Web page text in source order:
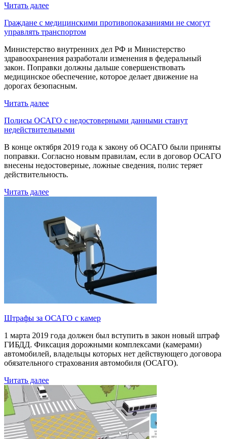
Читать далее
Граждане с медицинскими противопоказаниями не смогут
управлять транспортом
Министерство внутренних дел РФ и Министерство
здравоохранения разработали изменения в федеральный
закон. Поправки должны дальше совершенствовать
медицинское обеспечение, которое делает движение на
дорогах безопасным.
Читать далее
Полисы ОСАГО с недостоверными данными станут
недействительными
В конце октября 2019 года к закону об ОСАГО были приняты
поправки. Согласно новым правилам, если в договор ОСАГО
внесены недостоверные, ложные сведения, полис теряет
действительность.
Читать далее
Штрафы за ОСАГО с камер
1 марта 2019 года должен был вступить в закон новый штраф
ГИБДД. Фиксация дорожными комплексами (камерами)
автомобилей, владельцы которых нет действующего договора
обязательного страхования автомобиля (ОСАГО).
Читать далее